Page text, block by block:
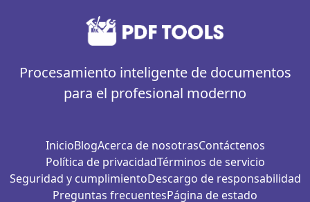
Procesamiento inteligente de documentos
para el profesional moderno
InicioBlogAcerca de nosotrasContáctenos
Política de privacidadTérminos de servicio
Seguridad y cumplimientoDescargo de responsabilidad
Preguntas frecuentesPágina de estado